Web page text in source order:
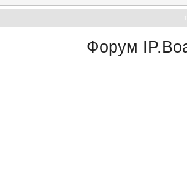
Форум